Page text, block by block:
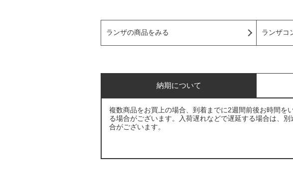
ランザの商品をみる ランザコ
納期について
複数商品をお買上の場合、到着までに2週間前後お時間を
る場合がございます。入荷遅れなどで遅延する場合は、
合がございます。